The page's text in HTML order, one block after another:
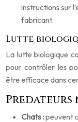
instructions sur
fabricant.
Lutte
La lutte biologique
pour contrôler les
être efficace dans
Predateurs
Chats :peuvent